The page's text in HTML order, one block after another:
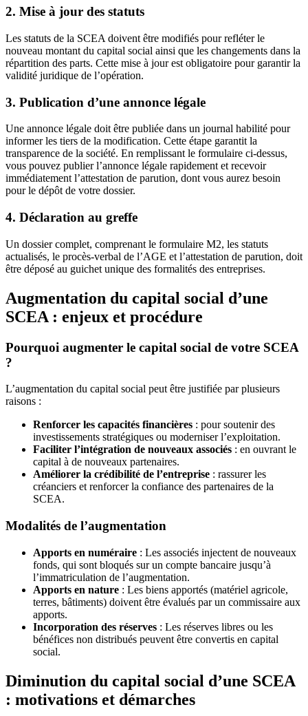
2. Mise à jour des statuts
Les statuts de la SCEA doivent être modifiés pour refléter le
nouveau montant du capital social ainsi que les changements dans la
répartition des parts. Cette mise à jour est obligatoire pour garantir la
validité juridique de l’opération.
3. Publication d’une annonce légale
Une annonce légale doit être publiée dans un journal habilité pour
informer les tiers de la modification. Cette étape garantit la
transparence de la société. En remplissant le formulaire ci-dessus,
vous pouvez publier l’annonce légale rapidement et recevoir
immédiatement l’attestation de parution, dont vous aurez besoin
pour le dépôt de votre dossier.
4. Déclaration au greffe
Un dossier complet, comprenant le formulaire M2, les statuts
actualisés, le procès-verbal de l’AGE et l’attestation de parution, doit
être déposé au guichet unique des formalités des entreprises.
Augmentation du capital social d’une
SCEA : enjeux et procédure
Pourquoi augmenter le capital social de votre SCEA
?
L’augmentation du capital social peut être justifiée par plusieurs
raisons :
Renforcer les capacités financières : pour soutenir des
investissements stratégiques ou moderniser l’exploitation.
Faciliter l’intégration de nouveaux associés : en ouvrant le
capital à de nouveaux partenaires.
Améliorer la crédibilité de l’entreprise : rassurer les
créanciers et renforcer la confiance des partenaires de la
SCEA.
Modalités de l’augmentation
Apports en numéraire : Les associés injectent de nouveaux
fonds, qui sont bloqués sur un compte bancaire jusqu’à
l’immatriculation de l’augmentation.
Apports en nature : Les biens apportés (matériel agricole,
terres, bâtiments) doivent être évalués par un commissaire aux
apports.
Incorporation des réserves : Les réserves libres ou les
bénéfices non distribués peuvent être convertis en capital
social.
Diminution du capital social d’une SCEA
: motivations et démarches